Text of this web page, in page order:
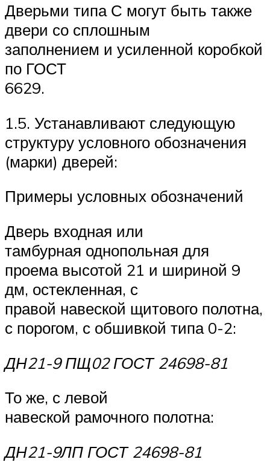
Дверьми типа С могут быть также
двери со сплошным
заполнением и усиленной коробкой
по ГОСТ
6629.
1.5. Устанавливают следующую
структуру условного обозначения
(марки) дверей:
Примеры условных обозначений
Дверь входная или
тамбурная однопольная для
проема высотой 21 и шириной 9
дм, остекленная, с
правой навеской щитового полотна,
с порогом, с обшивкой типа 0-2:
ДН21-9 ПЩ02 ГОСТ 24698-81
То же, с левой
навеской рамочного полотна:
ДН21-9ЛП ГОСТ 24698-81